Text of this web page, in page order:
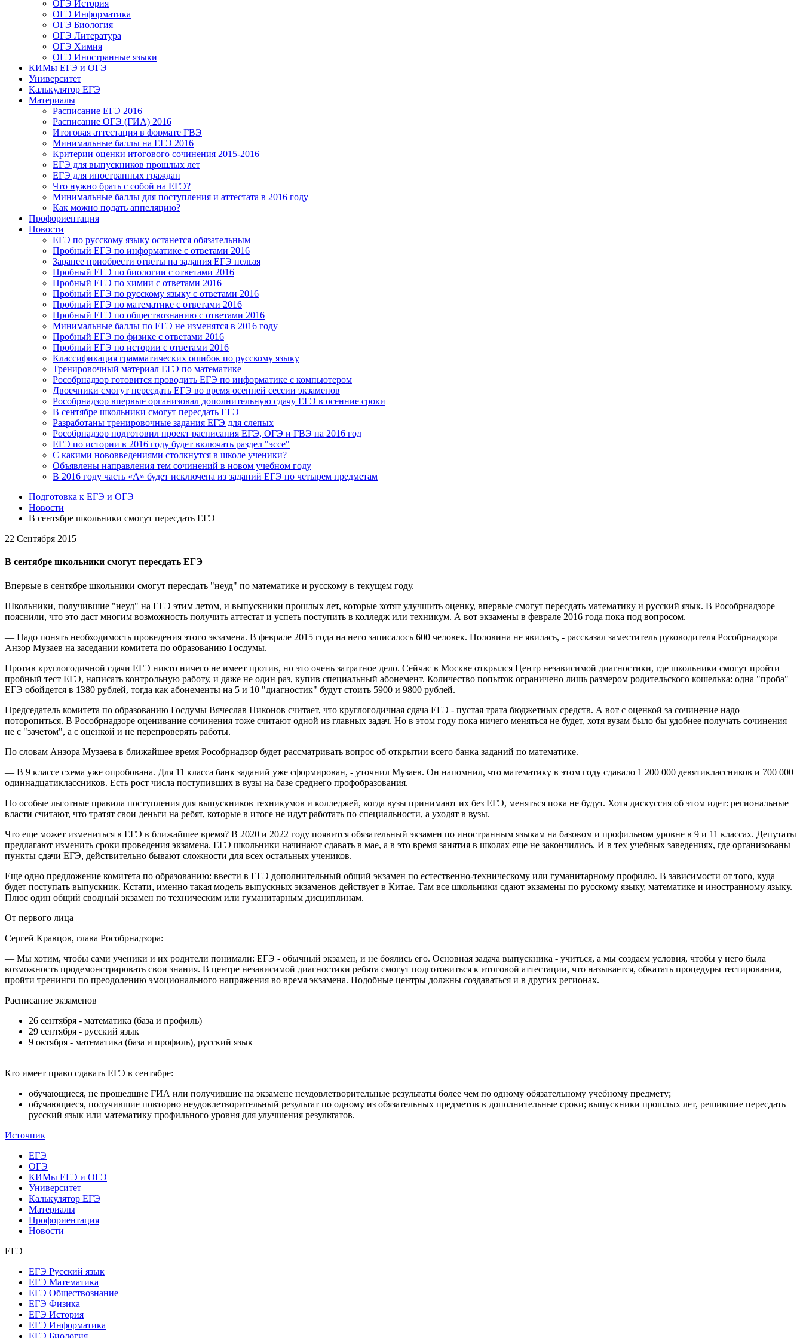
ОГЭ История
ОГЭ Информатика
ОГЭ Биология
ОГЭ Литература
ОГЭ Химия
ОГЭ Иностранные языки
КИМы ЕГЭ и ОГЭ
Университет
Калькулятор ЕГЭ
Материалы
Расписание ЕГЭ 2016
Расписание ОГЭ (ГИА) 2016
Итоговая аттестация в формате ГВЭ
Минимальные баллы на ЕГЭ 2016
Критерии оценки итогового сочинения 2015-2016
ЕГЭ для выпускников прошлых лет
ЕГЭ для иностранных граждан
Что нужно брать с собой на ЕГЭ?
Минимальные баллы для поступления и аттестата в 2016 году
Как можно подать аппеляцию?
Профориентация
Новости
ЕГЭ по русскому языку останется обязательным
Пробный ЕГЭ по информатике с ответами 2016
Заранее приобрести ответы на задания ЕГЭ нельзя
Пробный ЕГЭ по биологии с ответами 2016
Пробный ЕГЭ по химии с ответами 2016
Пробный ЕГЭ по русскому языку с ответами 2016
Пробный ЕГЭ по математике с ответами 2016
Пробный ЕГЭ по обществознанию с ответами 2016
Минимальные баллы по ЕГЭ не изменятся в 2016 году
Пробный ЕГЭ по физике с ответами 2016
Пробный ЕГЭ по истории с ответами 2016
Классификация грамматических ошибок по русскому языку
Тренировочный материал ЕГЭ по математике
Рособрнадзор готовится проводить ЕГЭ по информатике с компьютером
Двоечники смогут пересдать ЕГЭ во время осенней сессии экзаменов
Рособрнадзор впервые организовал дополнительную сдачу ЕГЭ в осенние сроки
В сентябре школьники смогут пересдать ЕГЭ
Разработаны тренировочные задания ЕГЭ для слепых
Рособрнадзор подготовил проект расписания ЕГЭ, ОГЭ и ГВЭ на 2016 год
ЕГЭ по истории в 2016 году будет включать раздел "эссе"
С какими нововведениями столкнутся в школе ученики?
Объявлены направления тем сочинений в новом учебном году
В 2016 году часть «А» будет исключена из заданий ЕГЭ по четырем предметам
Подготовка к ЕГЭ и ОГЭ
Новости
В сентябре школьники смогут пересдать ЕГЭ
22 Сентября 2015
В сентябре школьники смогут пересдать ЕГЭ
Впервые в сентябре школьники смогут пересдать "неуд" по математике и русскому в текущем году.
Школьники, получившие "неуд" на ЕГЭ этим летом, и выпускники прошлых лет, которые хотят улучшить оценку, впервые смогут пересдать математику и русский язык. В Рособрнадзоре
пояснили, что это даст многим возможность получить аттестат и успеть поступить в колледж или техникум. А вот экзамены в феврале 2016 года пока под вопросом.
— Надо понять необходимость проведения этого экзамена. В феврале 2015 года на него записалось 600 человек. Половина не явилась, - рассказал заместитель руководителя Рособрнадзора
Анзор Музаев на заседании комитета по образованию Госдумы.
Против круглогодичной сдачи ЕГЭ никто ничего не имеет против, но это очень затратное дело. Сейчас в Москве открылся Центр независимой диагностики, где школьники смогут пройти
пробный тест ЕГЭ, написать контрольную работу, и даже не один раз, купив специальный абонемент. Количество попыток ограничено лишь размером родительского кошелька: одна "проба"
ЕГЭ обойдется в 1380 рублей, тогда как абонементы на 5 и 10 "диагностик" будут стоить 5900 и 9800 рублей.
Председатель комитета по образованию Госдумы Вячеслав Никонов считает, что круглогодичная сдача ЕГЭ - пустая трата бюджетных средств. А вот с оценкой за сочинение надо
поторопиться. В Рособрнадзоре оценивание сочинения тоже считают одной из главных задач. Но в этом году пока ничего меняться не будет, хотя вузам было бы удобнее получать сочинения
не с "зачетом", а с оценкой и не перепроверять работы.
По словам Анзора Музаева в ближайшее время Рособрнадзор будет рассматривать вопрос об открытии всего банка заданий по математике.
— В 9 классе схема уже опробована. Для 11 класса банк заданий уже сформирован, - уточнил Музаев. Он напомнил, что математику в этом году сдавало 1 200 000 девятиклассников и 700 000
одиннадцатиклассников. Есть рост числа поступивших в вузы на базе среднего профобразования.
Но особые льготные правила поступления для выпускников техникумов и колледжей, когда вузы принимают их без ЕГЭ, меняться пока не будут. Хотя дискуссия об этом идет: региональные
власти считают, что тратят свои деньги на ребят, которые в итоге не идут работать по специальности, а уходят в вузы.
Что еще может измениться в ЕГЭ в ближайшее время? В 2020 и 2022 году появится обязательный экзамен по иностранным языкам на базовом и профильном уровне в 9 и 11 классах. Депутаты
предлагают изменить сроки проведения экзамена. ЕГЭ школьники начинают сдавать в мае, а в это время занятия в школах еще не закончились. И в тех учебных заведениях, где организованы
пункты сдачи ЕГЭ, действительно бывают сложности для всех остальных учеников.
Еще одно предложение комитета по образованию: ввести в ЕГЭ дополнительный общий экзамен по естественно-техническому или гуманитарному профилю. В зависимости от того, куда
будет поступать выпускник. Кстати, именно такая модель выпускных экзаменов действует в Китае. Там все школьники сдают экзамены по русскому языку, математике и иностранному языку.
Плюс один общий сводный экзамен по техническим или гуманитарным дисциплинам.
От первого лица
Сергей Кравцов, глава Рособрнадзора:
— Мы хотим, чтобы сами ученики и их родители понимали: ЕГЭ - обычный экзамен, и не боялись его. Основная задача выпускника - учиться, а мы создаем условия, чтобы у него была
возможность продемонстрировать свои знания. В центре независимой диагностики ребята смогут подготовиться к итоговой аттестации, что называется, обкатать процедуры тестирования,
пройти тренинги по преодолению эмоционального напряжения во время экзамена. Подобные центры должны создаваться и в других регионах.
Расписание экзаменов
26 сентября - математика (база и профиль)
29 сентября - русский язык
9 октября - математика (база и профиль), русский язык
Кто имеет право сдавать ЕГЭ в сентябре:
обучающиеся, не прошедшие ГИА или получившие на экзамене неудовлетворительные результаты более чем по одному обязательному учебному предмету;
обучающиеся, получившие повторно неудовлетворительный результат по одному из обязательных предметов в дополнительные сроки; выпускники прошлых лет, решившие пересдать
русский язык или математику профильного уровня для улучшения результатов.
Источник
ЕГЭ
ОГЭ
КИМы ЕГЭ и ОГЭ
Университет
Калькулятор ЕГЭ
Материалы
Профориентация
Новости
ЕГЭ
ЕГЭ Русский язык
ЕГЭ Математика
ЕГЭ Обществознание
ЕГЭ Физика
ЕГЭ История
ЕГЭ Информатика
ЕГЭ Биология